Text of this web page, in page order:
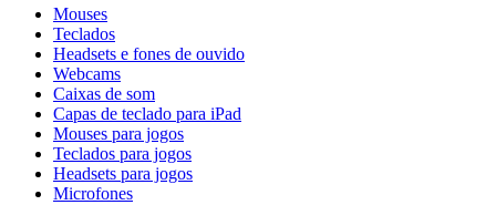
Mouses
Teclados
Headsets e fones de ouvido
Webcams
Caixas de som
Capas de teclado para iPad
Mouses para jogos
Teclados para jogos
Headsets para jogos
Microfones